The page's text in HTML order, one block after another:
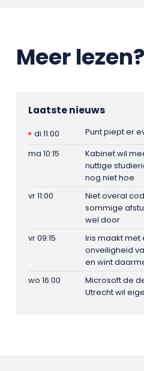
Meer lezen?
Laatste nieuws
di 11:00
Punt piept er
ma 10:15
Kabinet wil
nuttige
nog niet hoe
vr 11:00
Niet overal
sommige
wel door
vr 09:15
Iris maakt met
onveiligheid
en wint
wo 16:00
Microsoft de
Utrecht wil